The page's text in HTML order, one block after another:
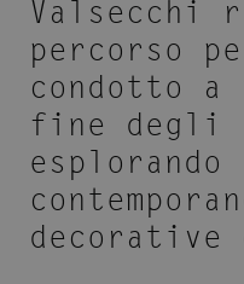
Valsecchi
percorso
condotto
fine degli
esplorando